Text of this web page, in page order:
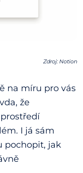
Zdroj: Notion
na míru pro vás
že
I já sám
pochopit, jak